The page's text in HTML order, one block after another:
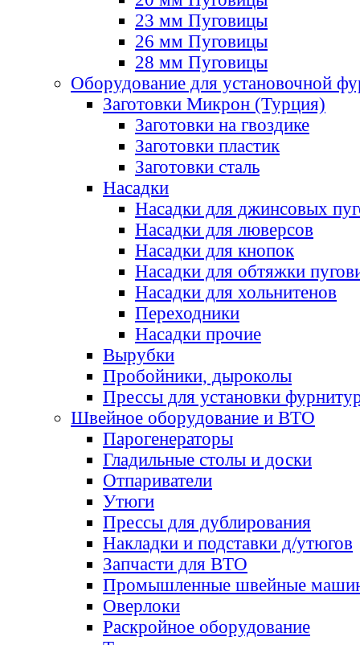
23 мм Пуговицы
26 мм Пуговицы
28 мм Пуговицы
Оборудование для установочной
Заготовки Микрон (Турция)
Заготовки на гвоздике
Заготовки пластик
Заготовки сталь
Насадки
Насадки для джинсовых
Насадки для люверсов
Насадки для кнопок
Насадки для обтяжки
Насадки для хольнитенов
Переходники
Насадки прочие
Вырубки
Пробойники, дыроколы
Прессы для установки
Швейное оборудование и ВТО
Парогенераторы
Гладильные столы и доски
Отпариватели
Утюги
Прессы для дублирования
Накладки и подставки д/утюгов
Запчасти для ВТО
Промышленные швейные
Оверлоки
Раскройное оборудование